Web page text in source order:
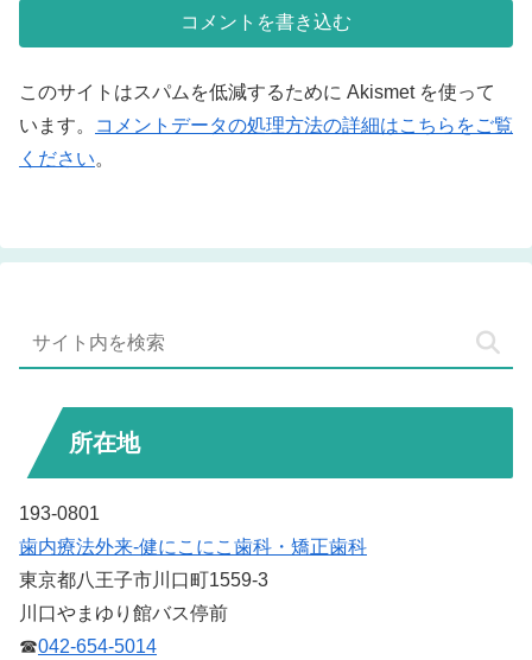
コメントを書き込む
このサイトはスパムを低減するために Akismet を使って
います。
コメントデータの処理方法の詳細はこちらをご覧
ください。
所在地
193-0801
歯内療法外来-健にこにこ歯科・矯正歯科
東京都八王子市川口町1559-3
川口やまゆり館バス停前
☎042-654-5014